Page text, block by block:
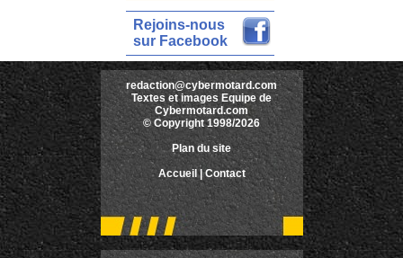
Rejoins-nous
sur Facebook
redaction@cybermotard.com
Textes et images Equipe de
Cybermotard.com
© Copyright 1998/2026
Plan du site
Accueil |Contact